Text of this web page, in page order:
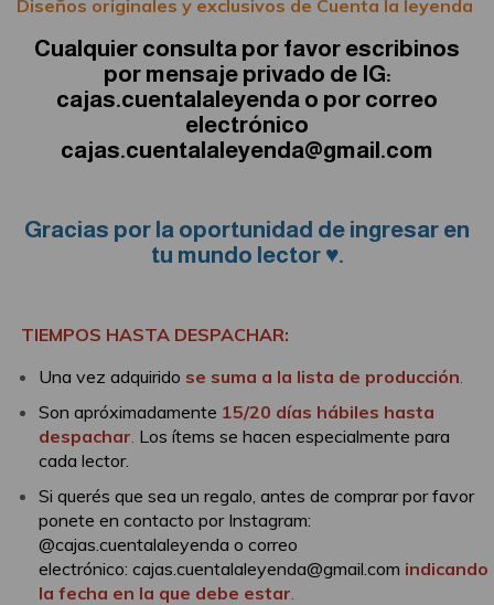
Diseños originales y exclusivos de Cuenta la leyenda
Cualquier consulta por favor escribinos
por mensaje privado de IG:
cajas.cuentalaleyenda o por correo
electrónico
cajas.cuentalaleyenda@gmail.com
Gracias por la oportunidad de ingresar en
tu mundo lector ♥.
TIEMPOS HASTA DESPACHAR:
Una vez adquirido se suma a la lista de producción
Son apróximadamente 15/20 días hábiles hasta
despachar Los ítems se hacen especialmente para
cada lector.
Si querés que sea un regalo, antes de comprar por favor
ponete en contacto por Instagram:
@cajas.cuentalaleyenda o correo
electrónico: cajas.cuentalaleyenda@gmail.com indicando
la fecha en la que debe estar